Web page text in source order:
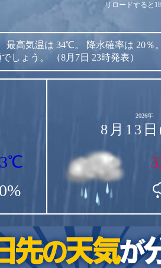
リロードすると1
最高気温は 34℃。 降水確率は 20％。
しょう。
（8月7日 23時発表）
2026年
8月13